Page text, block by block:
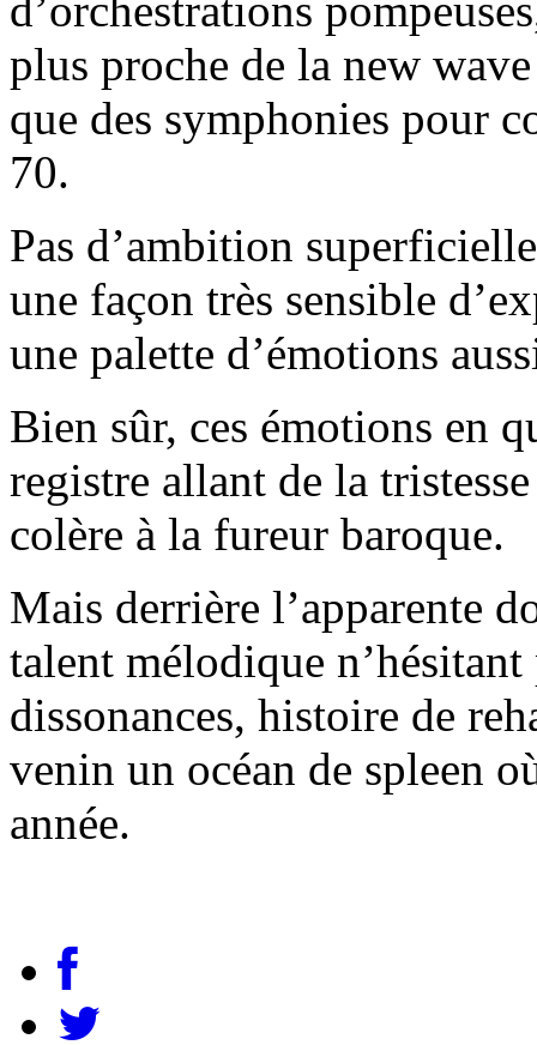
plus proche de la new
que des symphonies pour
70.
Pas d’ambition
une façon très sensible
une palette d’émotions
Bien sûr, ces émotions en
registre allant de la
colère à la fureur baroque.
Mais derrière l’apparente
talent mélodique
dissonances, histoire de
venin un océan de spleen
année.